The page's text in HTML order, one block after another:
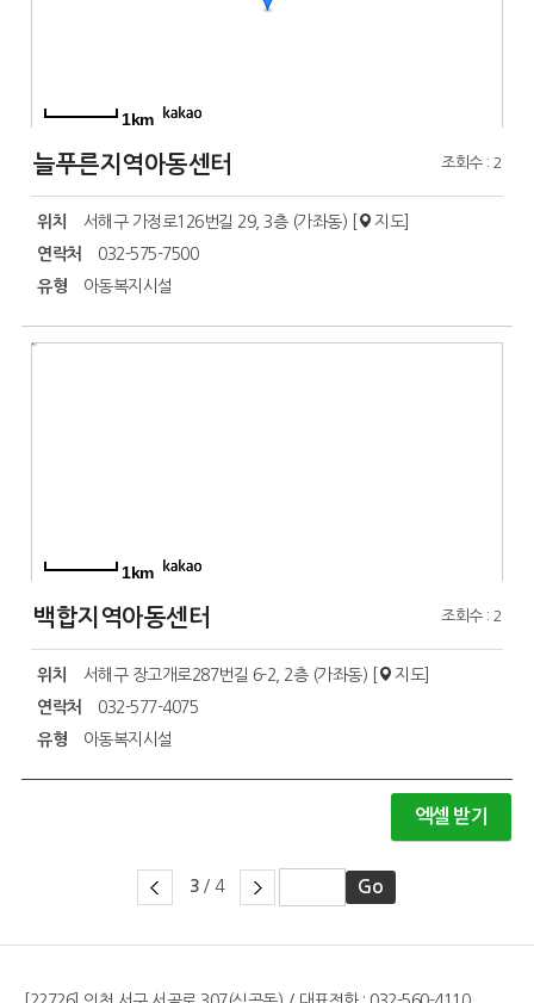
1km
늘푸른지역아동센터 조회수 : 2
위치 서해구 가정로126번길 29, 3층 (가좌동) [ 지도]
연락처
032-575-7500
유형
아동복지시설
1km
백합지역아동센터 조회수 : 2
위치 서해구 장고개로287번길 6-2, 2층 (가좌동) [ 지도]
연락처
032-577-4075
유형
아동복지시설
엑셀 받기
3 / 4